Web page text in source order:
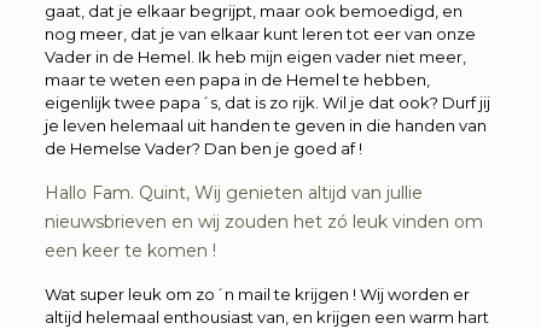
gaat, dat je elkaar begrijpt, maar ook bemoedigd, en
nog meer, dat je van elkaar kunt leren tot eer van onze
Vader in de Hemel. Ik heb mijn eigen vader niet meer,
maar te weten een papa in de Hemel te hebben,
eigenlijk twee papa´s, dat is zo rijk. Wil je dat ook? Durf jij
je leven helemaal uit handen te geven in die handen van
de Hemelse Vader? Dan ben je goed af !
Hallo Fam. Quint, Wij genieten altijd van jullie
nieuwsbrieven en wij zouden het zó leuk vinden om
een keer te komen !
Wat super leuk om zo´n mail te krijgen ! Wij worden er
altijd helemaal enthousiast van, en krijgen een warm hart